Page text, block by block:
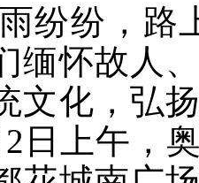
纷纷，路
缅怀故人
文化，弘
日上午，